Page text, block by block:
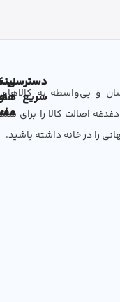
دسترسی آسان و بی‌واسطه به کالاهای
اصالت کالا را برای شما
را در خانه داشته باشید.
دسترسی
سریع